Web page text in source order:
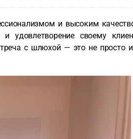
и высоким
удовлетворение своему
с шлюхой — это не просто